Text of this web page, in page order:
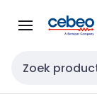
naar
naar
Zoekveld invoer